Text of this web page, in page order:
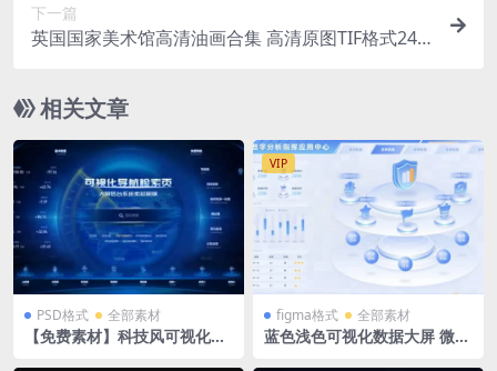
下一篇
英国国家美术馆高清油画合集 高清原图TIF格式241
相关文章
PSD格式 全部素材
【免费素材】科技风可视化大
VIP
figma格式 全部素材
蓝色浅色可视化数据大屏 微软